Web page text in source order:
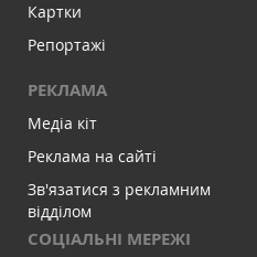
Картки
Репортажі
РЕКЛАМА
Медіа кіт
Реклама на сайті
Зв'язатися з рекламним
відділом
СОЦІАЛЬНІ МЕРЕЖІ